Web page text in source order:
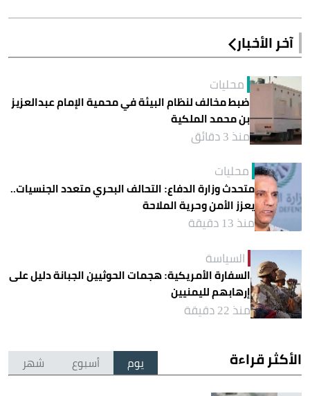
آخر الأخبار
محليات
ضبط مخالف لنظام البيئة في محمية الإمام عبدالعزيز
بن محمد الملكية
منذ 3 دقائق
محليات
متحدث وزارة الدفاع: التحالف البحري متعدد الجنسيات..
يعزز الأمن وحرية الملاحة
منذ 13 دقيقة
السياسة
السفارة الأمريكية: هجمات الحوثيين الجبانة دليل على
إرهابهم لليمنيين
منذ 22 دقيقة
الأكثر قراءة يوم أسبوع شهر